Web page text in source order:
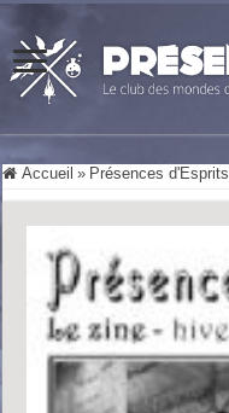
Accueil » Présences d'Esprits